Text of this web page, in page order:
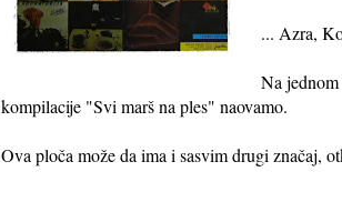
... Azra,
Na jednom
kompilacije "Svi marš na ples" naovamo.
Ova ploča može da ima i sasvim drugi značaj,